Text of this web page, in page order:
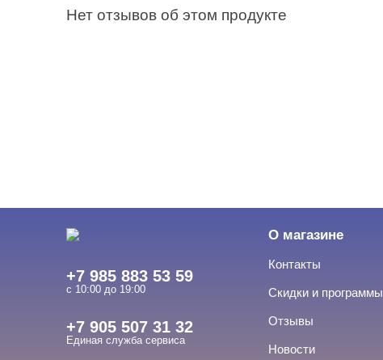
Нет отзывов об этом продукте
+7 985 883 53 59
с 10:00 до 19:00
+7 905 507 31 32
Единая служба сервиса
О магазине
Контакты
Скидки и программы
Отзывы
Новости